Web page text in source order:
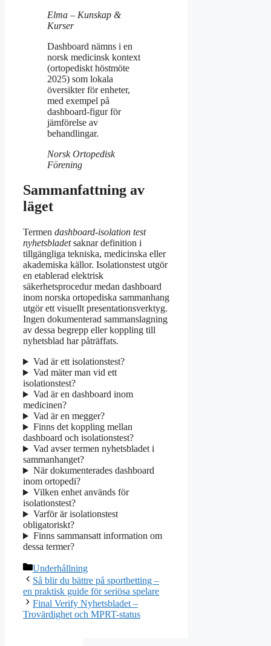
Elma – Kunskap &
Kurser
Dashboard nämns i en
norsk medicinsk kontext
(ortopediskt höstmöte
2025) som lokala
översikter för enheter,
med exempel på
dashboard-figur för
jämförelse av
behandlingar.
Norsk Ortopedisk
Förening
Sammanfattning av
läget
Termen dashboard-isolation test
nyhetsbladetsaknar definition i
tillgängliga tekniska, medicinska eller
akademiska källor. Isolationstest utgör
en etablerad elektrisk
säkerhetsprocedur medan dashboard
inom norska ortopediska sammanhang
utgör ett visuellt presentationsverktyg.
Ingen dokumenterad sammanslagning
av dessa begrepp eller koppling till
nyhetsblad har påträffats.
Vad är ett isolationstest?
Vad mäter man vid ett
isolationstest?
Vad är en dashboard inom
medicinen?
Vad är en megger?
Finns det koppling mellan
dashboard och isolationstest?
Vad avser termen nyhetsbladet i
sammanhanget?
När dokumenterades dashboard
inom ortopedi?
Vilken enhet används för
isolationstest?
Varför är isolationstest
obligatoriskt?
Finns sammansatt information om
dessa termer?
Kategorier
Underhållning
Så blir du bättre på sportbetting –
en praktisk guide för seriösa spelare
Final Verify Nyhetsbladet –
Trovärdighet och MPRT-status